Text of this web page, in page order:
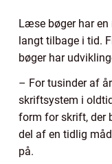
Læse bøger har
langt tilbage i tid.
bøger har
– For tusinder af
skriftsystem i
form for skrift, der
del af en tidlig
på.